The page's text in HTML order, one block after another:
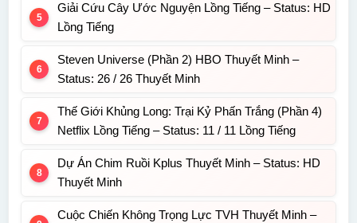
Giải Cứu Cây Ước Nguyện Lồng Tiếng – Status: HD
Lồng Tiếng
Steven Universe (Phần 2) HBO Thuyết Minh –
Status: 26 / 26 Thuyết Minh
Thế Giới Khủng Long: Trại Kỷ Phấn Trắng (Phần 4)
Netflix Lồng Tiếng – Status: 11 / 11 Lồng Tiếng
Dự Án Chim Ruồi Kplus Thuyết Minh – Status: HD
Thuyết Minh
Cuộc Chiến Không Trọng Lực TVH Thuyết Minh –